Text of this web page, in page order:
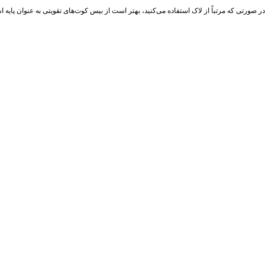
در صورتی که مرتباً از لاک استفاده می‌کنید، بهتر است از بیس‌ کوت‌های تقویتی به‌ عنوان پایه